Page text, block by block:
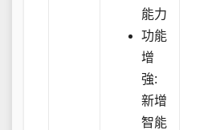
能力
功能
增
強:
新增
智能